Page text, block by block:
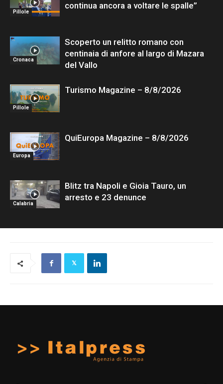
Pillole
continua ancora a voltare le spalle”
Cronaca
Scoperto un relitto romano con
centinaia di anfore al largo di Mazara
del Vallo
Pillole
Turismo Magazine – 8/8/2026
Europa
QuiEuropa Magazine – 8/8/2026
Calabria
Blitz tra Napoli e Gioia Tauro, un
arresto e 23 denunce